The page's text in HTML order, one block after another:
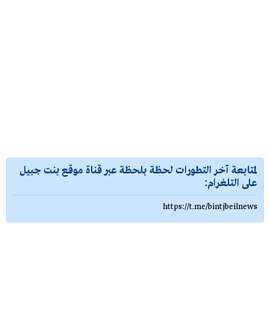
لمتابعة آخر التطورات لحظة بلحظة عبر قناة موقع بنت جبيل
على التلغرام:
https://t.me/bintjbeilnews